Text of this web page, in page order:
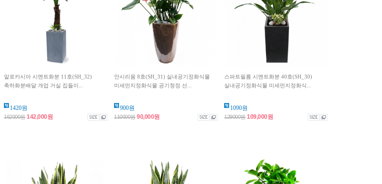
알로카시아 시멘트화분 11호(SH_32)
축하화분배달 개업 거실 집들이...
1420원
162000원142,000원
안시리움 8호(SH_31) 실내공기정화식물
미세먼지정화식물 공기청정 선...
900원
110000원90,000원
스파트필름 시멘트화분 40호(SH_30)
실내공기정화식물 미세먼지정화식...
1090원
129000원109,000원